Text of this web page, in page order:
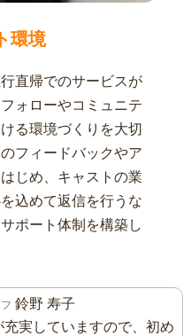
環境
直帰でのサービスが
ォローやコミュニテ
る環境づくりを大切
フィードバックやア
じめ、キャストの業
込めて返信を行うな
ポート体制を構築し
鈴野 寿子
充実していますので、初め